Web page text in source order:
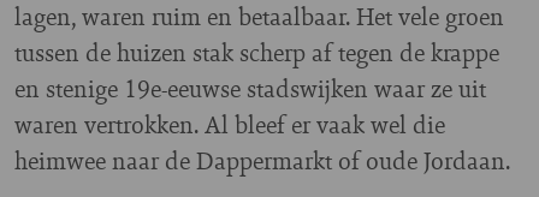
lagen, waren ruim en betaalbaar. Het vele groen
tussen de huizen stak scherp af tegen de krappe
en stenige 19e-eeuwse stadswijken waar ze uit
waren vertrokken. Al bleef er vaak wel die
heimwee naar de Dappermarkt of oude Jordaan.